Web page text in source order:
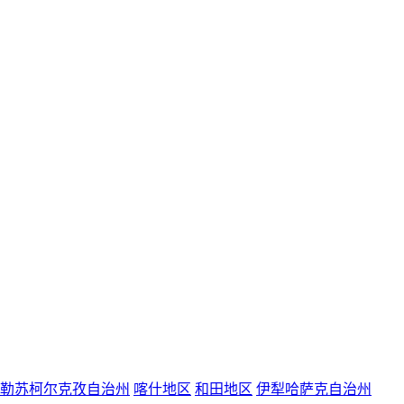
苏柯尔克孜自治州 喀什地区 和田地区 伊犁哈萨克自治州